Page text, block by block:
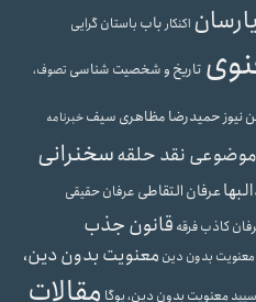
اکنکارباب باستان گرایی
تاریخ و شخصیت شناسی تصوف،
نیوز حمیدرضا مظاهری سیفخبرنامه
نقد حلقهسخنرانی
عرفان التقاطی عرفان حقیقی
کاذبفرقه قانون جذب
معنویت بدون دین معنویت بدون دین،
معنویت بدون دین، یوگا مقالات